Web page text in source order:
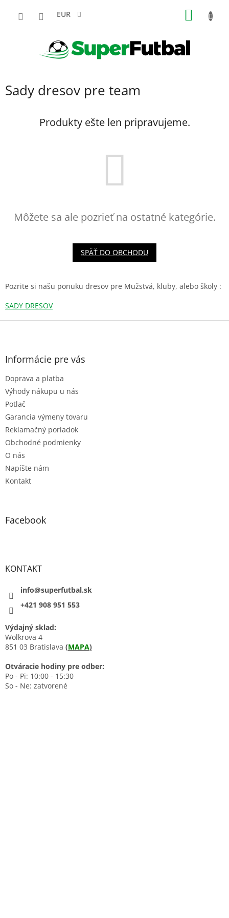
EUR
Sady dresov pre team
Produkty ešte len pripravujeme.
Môžete sa ale pozrieť na ostatné kategórie.
SPÄŤ DO OBCHODU
Pozrite si našu ponuku dresov pre Mužstvá, kluby, alebo školy :
SADY DRESOV
Z
Informácie pre vás
Doprava a platba
Výhody nákupu u nás
Potlač
Garancia výmeny tovaru
Reklamačný poriadok
Obchodné podmienky
O nás
Napíšte nám
Kontakt
Facebook
KONTAKT
info@superfutbal.sk
+421 908 951 553
Výdajný sklad:
Wolkrova 4
851 03 Bratislava (MAPA)
Otváracie hodiny pre odber:
Po - Pi: 10:00 - 15:30
So - Ne: zatvorené